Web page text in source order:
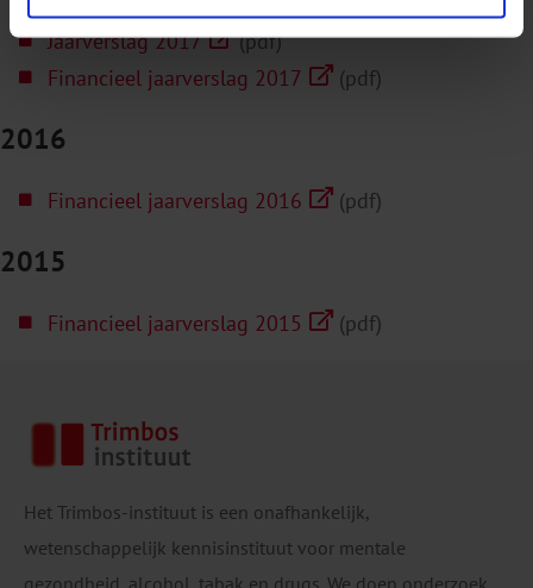
Jaarverslag 2017
(pdf)
Financieel jaarverslag 2017
(pdf)
2016
Financieel jaarverslag 2016 (pdf)
2015
Financieel jaarverslag 2015 (pdf)
Het Trimbos-instituut is een onafhankelijk,
wetenschappelijk kennisinstituut voor mentale
gezondheid, alcohol, tabak en drugs. We doen onderzoek,